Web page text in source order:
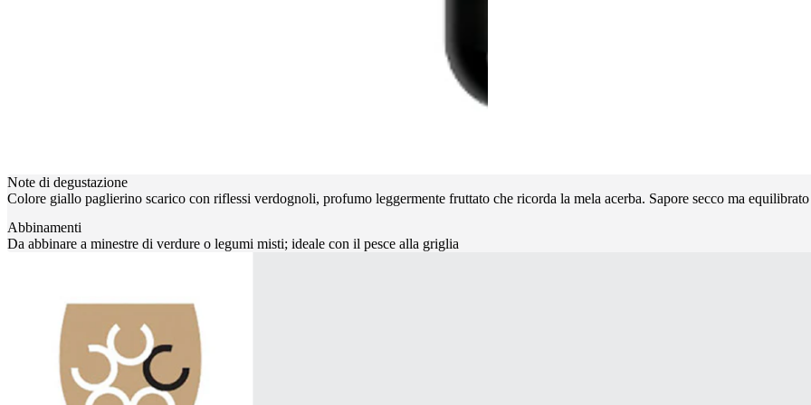
Note di degustazione
Colore giallo paglierino scarico con riflessi verdognoli, profumo leggermente fruttato che ricorda la mela acerba. Sapore secco ma
Abbinamenti
Da abbinare a minestre di verdure o legumi misti; ideale con il pesce alla griglia